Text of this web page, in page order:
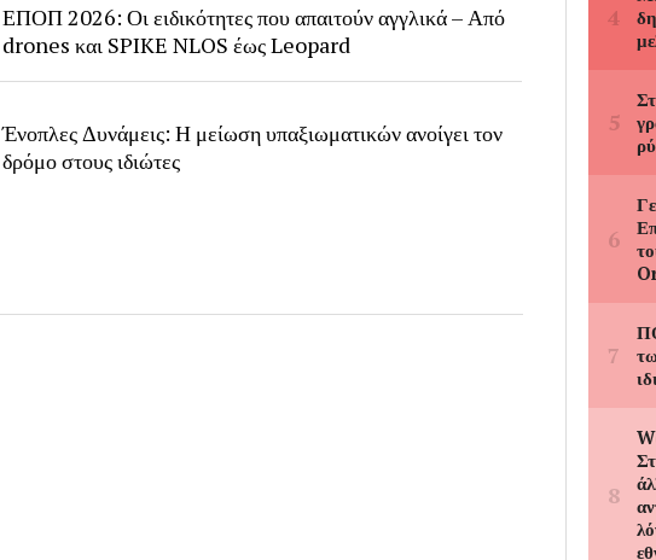
ΕΠΟΠ 2026: Οι ειδικότητες που απαιτούν αγγλικά – Από
drones και SPIKE NLOS έως Leopard
Ένοπλες Δυνάμεις: Η μείωση υπαξιωματικών ανοίγει τον
δρόμο στους ιδιώτες